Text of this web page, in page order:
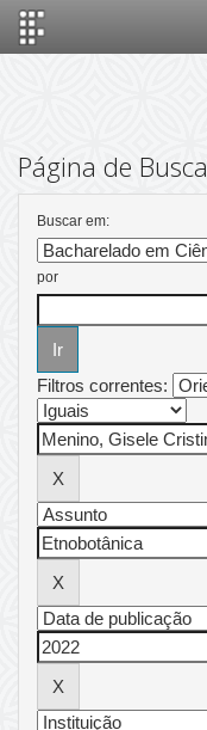
Página de Busca
Buscar em:
por
Filtros correntes: